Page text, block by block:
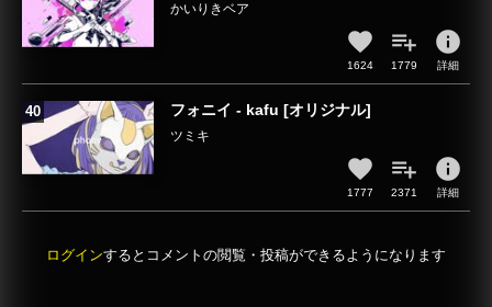
かいりきベア
1624 1779
info
詳細
フォニイ - kafu [オリジナル]
ツミキ
1777 2371
info
詳細
ログインするとコメントの閲覧・投稿ができるようになります